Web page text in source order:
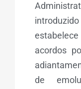
acordos
de